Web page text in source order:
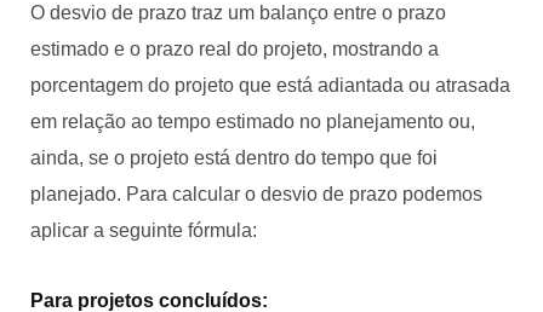
O desvio de prazo traz um balanço entre o prazo
estimado e o prazo real do projeto, mostrando a
porcentagem do projeto que está adiantada ou atrasada
em relação ao tempo estimado no planejamento ou,
ainda, se o projeto está dentro do tempo que foi
planejado. Para calcular o desvio de prazo podemos
aplicar a seguinte fórmula:
Para projetos concluídos: